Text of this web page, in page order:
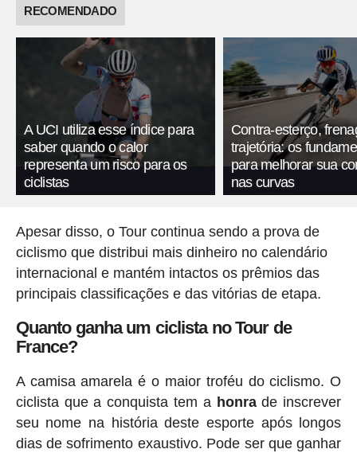
RECOMENDADO
A UCI utiliza esse índice para
saber quando o calor
representa um risco para os
ciclistas
Contra-esterço,
trajetória: os
para melhorar sua
nas curvas
Apesar disso, o Tour continua sendo a prova de
ciclismo que distribui mais dinheiro no calendário
internacional e mantém intactos os prêmios das
principais classificações e das vitórias de etapa.
Quanto ganha um ciclista no Tour de
France?
A camisa amarela é o maior troféu do ciclismo. O
ciclista que a conquista tem a honrade inscrever
seu nome na história deste esporte após longos
dias de sofrimento exaustivo. Pode ser que ganhar